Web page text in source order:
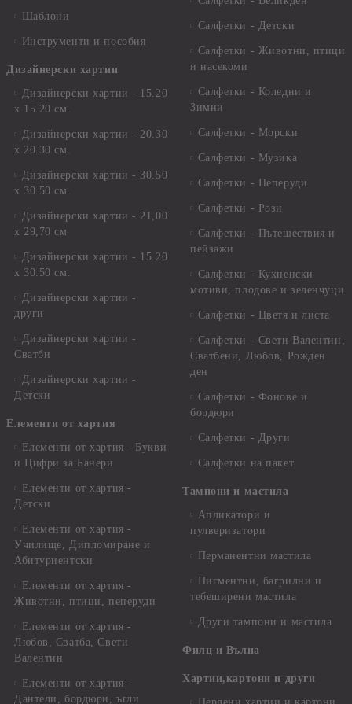
Шаблони
Инструменти и пособия
Дизайнерски хартии
Дизайнерски хартии - 15.20
х 15.20 см.
Дизайнерски хартии - 20.30
х 20.30 см.
Дизайнерски хартии - 30.50
х 30.50 см.
Дизайнерски хартии - 21,00
х 29,70 см
Дизайнерски хартии - 15.20
x 30.50 см.
Дизайнерски хартии -
други
Дизайнерски хартии -
Сватби
Дизайнерски хартии -
Детски
Елементи от хартия
Елементи от хартия - Букви
и Цифри за Банери
Елементи от хартия -
Детски
Елементи от хартия -
Училище, Дипломиране и
Абитуриентски
Елементи от хартия -
Животни, птици, пеперуди
Елементи от хартия -
Любов, Сватба, Свети
Валентин
Елементи от хартия -
Дантели, бордюри, ъгли
Салфетки - Детски
Салфетки - Животни, птици
и насекоми
Салфетки - Коледни и
Зимни
Салфетки - Морски
Салфетки - Музика
Салфетки - Пеперуди
Салфетки - Рози
Салфетки - Пътешествия и
пейзажи
Салфетки - Кухненски
мотиви, плодове и зеленчуци
Салфетки - Цветя и листа
Салфетки - Свети Валентин,
Сватбени, Любов, Рожден
ден
Салфетки - Фонове и
бордюри
Салфетки - Други
Салфетки на пакет
Тампони и мастила
Апликатори и
пулверизатори
Перманентни мастила
Пигментни, багрилни и
тебеширени мастила
Други тампони и мастила
Филц и Вълна
Хартии,картони и други